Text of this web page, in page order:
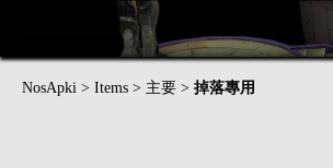
NosApki > Items > 主要 > 掉落專用